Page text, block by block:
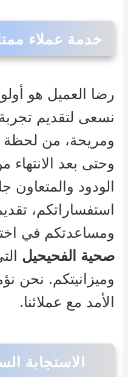
خدمة عملاء
رضا العميل هو
نسعى لتقديم
ومريحة، من لحظة
وحتى بعد الانتهاء
الودود والمتعاون
استفساراتكم،
ومساعدتكم في
صحية الفحيحيل
وميزانيتكم. نحن
الأمد مع عملائنا.